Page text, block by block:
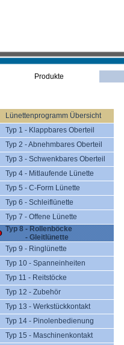
Produkte
Lünettenprogramm Übersicht
Typ 1 - Klappbares Oberteil
Typ 2 - Abnehmbares Oberteil
Typ 3 - Schwenkbares Oberteil
Typ 4 - Mitlaufende Lünette
Typ 5 - C-Form Lünette
Typ 6 - Schleiflünette
Typ 7 - Offene Lünette
Typ 8 - Rollenböcke
- Gleitlünette
Typ 9 - Ringlünette
Typ 10 - Spanneinheiten
Typ 11 - Reitstöcke
Typ 12 - Zubehör
Typ 13 - Werkstückkontakt
Typ 14 - Pinolenbedienung
Typ 15 - Maschinenkontakt